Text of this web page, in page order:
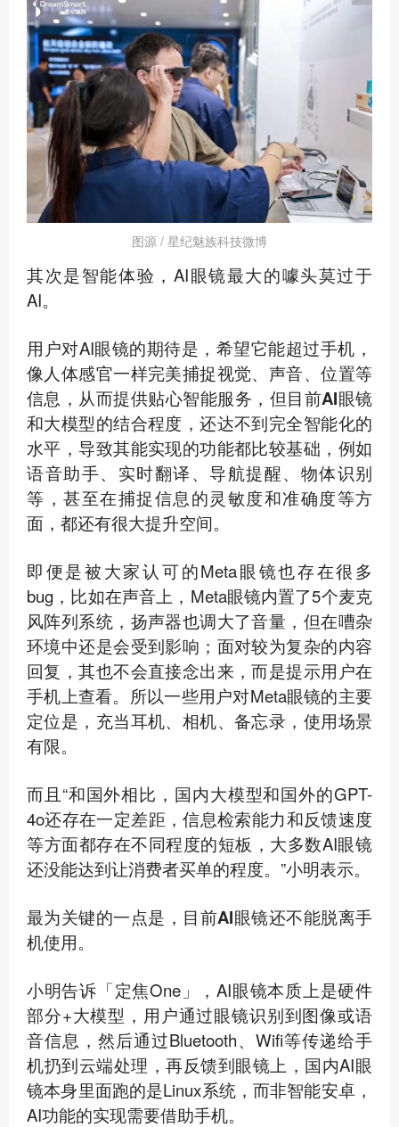
图源 / 星纪魅族科技微博
其次是智能体验 ，AI眼镜最大的噱头莫过于
AI。
用户对AI眼镜的期待是，希望它能超过手机，
像人体感官一样完美捕捉视觉、声音、位置等
信息，从而提供贴心智能服务，但目前AI眼镜
和大模型的结合程度，还达不到完全智能化的
水平，导致其能实现的功能都比较基础 ，例如
语音助手、实时翻译、导航提醒、物体识别
等，甚至在捕捉信息的灵敏度和准确度等方
面，都还有很大提升空间。
即便是被大家认可的Meta眼镜也存在很多
bug，比如在声音上，Meta眼镜内置了5个麦克
风阵列系统，扬声器也调大了音量，但在嘈杂
环境中还是会受到影响；面对较为复杂的内容
回复，其也不会直接念出来，而是提示用户在
手机上查看。所以一些用户对Meta眼镜的主要
定位是，充当耳机、相机、备忘录，使用场景
有限。
而且“和国外相比，国内大模型和国外的GPT-
4o还存在一定差距，信息检索能力和反馈速度
等方面都存在不同程度的短板，大多数AI眼镜
还没能达到让消费者买单的程度。”小明表示。
最为关键的一点是， 目前AI眼镜还不能脱离手
机使用。
小明告诉「定焦One」，AI眼镜本质上是硬件
部分+大模型，用户通过眼镜识别到图像或语
音信息，然后通过Bluetooth、Wifi等传递给手
机扔到云端处理，再反馈到眼镜上，国内AI眼
镜本身里面跑的是Linux系统，而非智能安卓，
AI功能的实现需要借助手机。